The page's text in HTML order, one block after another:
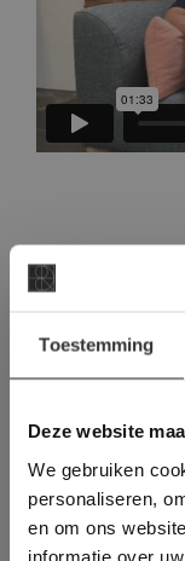
Toestemming
Deze website
We gebruiken
personaliseren,
en om ons
informatie over
Heeft u nog
offerte,bel
tel: 076-
This
longer
Deze
gebruik